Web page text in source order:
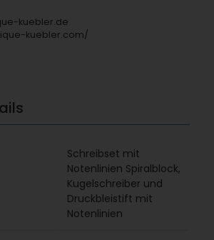
kuebler.de
kuebler.com/
Schreibset mit
Notenlinien Spiralblock,
Kugelschreiber und
Druckbleistift mit
Notenlinien